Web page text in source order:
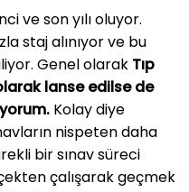
ve son yılı oluyor.
staj alınıyor ve bu
Genel olarak Tıp
lanse edilse de
Kolay diye
nispeten daha
bir sınav süreci
çalışarak geçmek